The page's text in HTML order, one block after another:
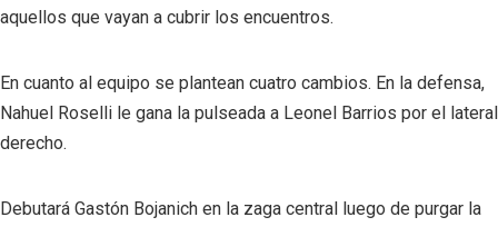
aquellos que vayan a cubrir los encuentros.
En cuanto al equipo se plantean cuatro cambios. En la defensa,
Nahuel Roselli le gana la pulseada a Leonel Barrios por el lateral
derecho.
Debutará Gastón Bojanich en la zaga central luego de purgar la